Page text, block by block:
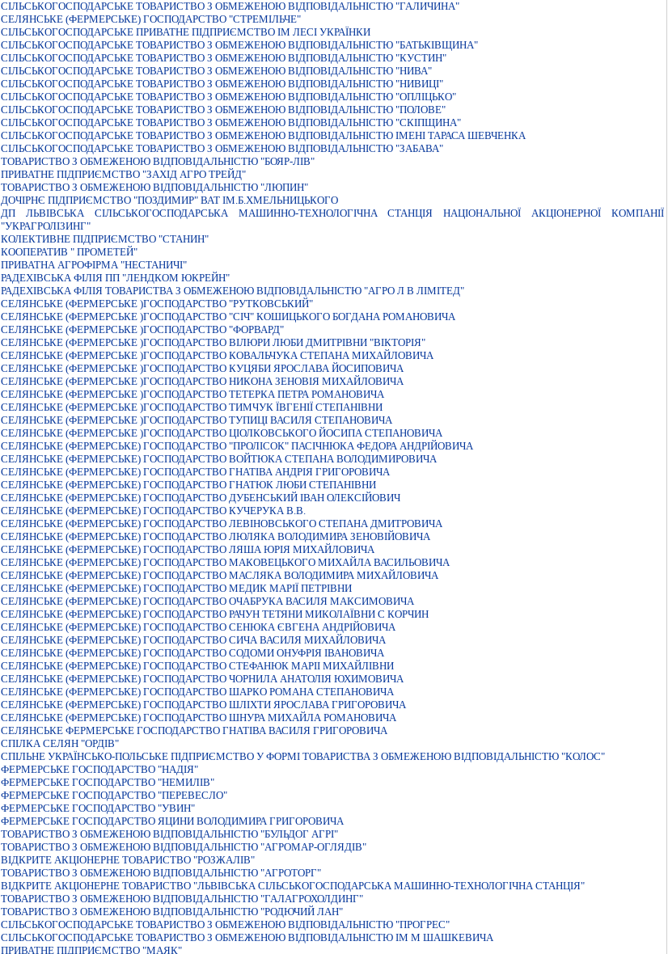
СIЛЬСЬКОГОСПОДАРСЬКЕ ТОВАРИСТВО З ОБМЕЖЕНОЮ ВIДПОВIДАЛЬНIСТЮ "ГАЛИЧИНА"
СЕЛЯНСЬКЕ (ФЕРМЕРСЬКЕ) ГОСПОДАРСТВО "СТРЕМIЛЬЧЕ"
СІЛЬСЬКОГОСПОДАРСЬКЕ ПРИВАТНЕ ПІДПРИЄМСТВО ІМ ЛЕСІ УКРАЇНКИ
СІЛЬСЬКОГОСПОДАРСЬКЕ ТОВАРИСТВО З ОБМЕЖЕНОЮ ВІДПОВІДАЛЬНІСТЮ "БАТЬКІВЩИНА"
СIЛЬСЬКОГОСПОДАРСЬКЕ ТОВАРИСТВО З ОБМЕЖЕНОЮ ВIДПОВIДАЛЬНIСТЮ "КУСТИН"
СIЛЬСЬКОГОСПОДАРСЬКЕ ТОВАРИСТВО З ОБМЕЖЕНОЮ ВIДПОВIДАЛЬНIСТЮ "НИВА"
СIЛЬСЬКОГОСПОДАРСЬКЕ ТОВАРИСТВО З ОБМЕЖЕНОЮ ВIДПОВIДАЛЬНIСТЮ "НИВИЦI"
СIЛЬСЬКОГОСПОДАРСЬКЕ ТОВАРИСТВО З ОБМЕЖЕНОЮ ВIДПОВIДАЛЬНIСТЮ "ОПЛIЦЬКО"
СIЛЬСЬКОГОСПОДАРСЬКЕ ТОВАРИСТВО З ОБМЕЖЕНОЮ ВIДПОВIДАЛЬНIСТЮ "ПОЛОВЕ"
СIЛЬСЬКОГОСПОДАРСЬКЕ ТОВАРИСТВО З ОБМЕЖЕНОЮ ВIДПОВIДАЛЬНIСТЮ "СКIПЩИНА"
СIЛЬСЬКОГОСПОДАРСЬКЕ ТОВАРИСТВО З ОБМЕЖЕНОЮ ВIДПОВIДАЛЬНIСТЮ IМЕНI ТАРАСА ШЕВЧЕНКА
СIЛЬСЬКОГОСПОДАРСЬКЕ ТОВАРИСТВО З ОБМЕЖЕНОЮ ВIДПОВIДАЛЬНIСТЮ "ЗАБАВА"
ТОВАРИСТВО З ОБМЕЖЕНОЮ ВIДПОВIДАЛЬНIСТЮ "БОЯР-ЛIВ"
ПРИВАТНЕ ПIДПРИЄМСТВО "ЗАХIД АГРО ТРЕЙД"
ТОВАРИСТВО З ОБМЕЖЕНОЮ ВIДПОВIДАЛЬНIСТЮ "ЛЮПИН"
ДОЧIРНЄ ПIДПРИЄМСТВО "ПОЗДИМИР" ВАТ IМ.Б.ХМЕЛЬНИЦЬКОГО
ДП ЛЬВІВСЬКА СІЛЬСЬКОГОСПОДАРСЬКА МАШИННО-ТЕХНОЛОГІЧНА СТАНЦІЯ НАЦІОНАЛЬНОЇ АКЦІОНЕРНОЇ КОМПАНІЇ
"УКРАГРОЛІЗИНГ"
КОЛЕКТИВНЕ ПIДПРИЄМСТВО "СТАНИН"
КООПЕРАТИВ " ПРОМЕТЕЙ"
ПРИВАТНА АГРОФІРМА "НЕСТАНИЧІ"
РАДЕХІВСЬКА ФІЛІЯ ПП "ЛЕНДКОМ ЮКРЕЙН"
РАДЕХІВСЬКА ФІЛІЯ ТОВАРИСТВА З ОБМЕЖЕНОЮ ВІДПОВІДАЛЬНІСТЮ "АГРО Л В ЛІМІТЕД"
СЕЛЯНСЬКЕ (ФЕРМЕРСЬКЕ )ГОСПОДАРСТВО "РУТКОВСЬКИЙ"
СЕЛЯНСЬКЕ (ФЕРМЕРСЬКЕ )ГОСПОДАРСТВО "СIЧ" КОШИЦЬКОГО БОГДАНА РОМАНОВИЧА
СЕЛЯНСЬКЕ (ФЕРМЕРСЬКЕ )ГОСПОДАРСТВО "ФОРВАРД"
СЕЛЯНСЬКЕ (ФЕРМЕРСЬКЕ )ГОСПОДАРСТВО ВІЛЮРИ ЛЮБИ ДМИТРІВНИ "ВІКТОРІЯ"
СЕЛЯНСЬКЕ (ФЕРМЕРСЬКЕ )ГОСПОДАРСТВО КОВАЛЬЧУКА СТЕПАНА МИХАЙЛОВИЧА
СЕЛЯНСЬКЕ (ФЕРМЕРСЬКЕ )ГОСПОДАРСТВО КУЦЯБИ ЯРОСЛАВА ЙОСИПОВИЧА
СЕЛЯНСЬКЕ (ФЕРМЕРСЬКЕ )ГОСПОДАРСТВО НИКОНА ЗЕНОВIЯ МИХАЙЛОВИЧА
СЕЛЯНСЬКЕ (ФЕРМЕРСЬКЕ )ГОСПОДАРСТВО ТЕТЕРКА ПЕТРА РОМАНОВИЧА
СЕЛЯНСЬКЕ (ФЕРМЕРСЬКЕ )ГОСПОДАРСТВО ТИМЧУК ЇВГЕНІЇ СТЕПАНІВНИ
СЕЛЯНСЬКЕ (ФЕРМЕРСЬКЕ )ГОСПОДАРСТВО ТУПИЦI ВАСИЛЯ СТЕПАНОВИЧА
СЕЛЯНСЬКЕ (ФЕРМЕРСЬКЕ )ГОСПОДАРСТВО ЦIОЛКОВСЬКОГО ЙОСИПА СТЕПАНОВИЧА
СЕЛЯНСЬКЕ (ФЕРМЕРСЬКЕ) ГОСПОДАРСТВО "ПРОЛIСОК" ПАСIЧНЮКА ФЕДОРА АНДРIЙОВИЧА
СЕЛЯНСЬКЕ (ФЕРМЕРСЬКЕ) ГОСПОДАРСТВО ВОЙТЮКА СТЕПАНА ВОЛОДИМИРОВИЧА
СЕЛЯНСЬКЕ (ФЕРМЕРСЬКЕ) ГОСПОДАРСТВО ГНАТIВА АНДРIЯ ГРИГОРОВИЧА
СЕЛЯНСЬКЕ (ФЕРМЕРСЬКЕ) ГОСПОДАРСТВО ГНАТЮК ЛЮБИ СТЕПАНIВНИ
СЕЛЯНСЬКЕ (ФЕРМЕРСЬКЕ) ГОСПОДАРСТВО ДУБЕНСЬКИЙ IВАН ОЛЕКСIЙОВИЧ
СЕЛЯНСЬКЕ (ФЕРМЕРСЬКЕ) ГОСПОДАРСТВО КУЧЕРУКА В.В.
СЕЛЯНСЬКЕ (ФЕРМЕРСЬКЕ) ГОСПОДАРСТВО ЛЕВІНОВСЬКОГО СТЕПАНА ДМИТРОВИЧА
СЕЛЯНСЬКЕ (ФЕРМЕРСЬКЕ) ГОСПОДАРСТВО ЛЮЛЯКА ВОЛОДИМИРА ЗЕНОВIЙОВИЧА
СЕЛЯНСЬКЕ (ФЕРМЕРСЬКЕ) ГОСПОДАРСТВО ЛЯША ЮРIЯ МИХАЙЛОВИЧА
СЕЛЯНСЬКЕ (ФЕРМЕРСЬКЕ) ГОСПОДАРСТВО МАКОВЕЦЬКОГО МИХАЙЛА ВАСИЛЬОВИЧА
СЕЛЯНСЬКЕ (ФЕРМЕРСЬКЕ) ГОСПОДАРСТВО МАСЛЯКА ВОЛОДИМИРА МИХАЙЛОВИЧА
СЕЛЯНСЬКЕ (ФЕРМЕРСЬКЕ) ГОСПОДАРСТВО МЕДИК МАРIЇ ПЕТРIВНИ
СЕЛЯНСЬКЕ (ФЕРМЕРСЬКЕ) ГОСПОДАРСТВО ОЧАБРУКА ВАСИЛЯ МАКСИМОВИЧА
СЕЛЯНСЬКЕ (ФЕРМЕРСЬКЕ) ГОСПОДАРСТВО РАЧУН ТЕТЯНИ МИКОЛАЇВНИ С КОРЧИН
СЕЛЯНСЬКЕ (ФЕРМЕРСЬКЕ) ГОСПОДАРСТВО СЕНЮКА ЄВГЕНА АНДРIЙОВИЧА
СЕЛЯНСЬКЕ (ФЕРМЕРСЬКЕ) ГОСПОДАРСТВО СИЧА ВАСИЛЯ МИХАЙЛОВИЧА
СЕЛЯНСЬКЕ (ФЕРМЕРСЬКЕ) ГОСПОДАРСТВО СОДОМИ ОНУФРIЯ IВАНОВИЧА
СЕЛЯНСЬКЕ (ФЕРМЕРСЬКЕ) ГОСПОДАРСТВО СТЕФАНЮК МАРII МИХАЙЛIВНИ
СЕЛЯНСЬКЕ (ФЕРМЕРСЬКЕ) ГОСПОДАРСТВО ЧОРНИЛА АНАТОЛIЯ ЮХИМОВИЧА
СЕЛЯНСЬКЕ (ФЕРМЕРСЬКЕ) ГОСПОДАРСТВО ШАРКО РОМАНА СТЕПАНОВИЧА
СЕЛЯНСЬКЕ (ФЕРМЕРСЬКЕ) ГОСПОДАРСТВО ШЛIХТИ ЯРОСЛАВА ГРИГОРОВИЧА
СЕЛЯНСЬКЕ (ФЕРМЕРСЬКЕ) ГОСПОДАРСТВО ШНУРА МИХАЙЛА РОМАНОВИЧА
СЕЛЯНСЬКЕ ФЕРМЕРСЬКЕ ГОСПОДАРСТВО ГНАТIВА ВАСИЛЯ ГРИГОРОВИЧА
СПIЛКА СЕЛЯН "ОРДIВ"
СПIЛЬНЕ УКРАЇНСЬКО-ПОЛЬСЬКЕ ПIДПРИЄМСТВО У ФОРМI ТОВАРИСТВА З ОБМЕЖЕНОЮ ВIДПОВIДАЛЬНIСТЮ "КОЛОС"
ФЕРМЕРСЬКЕ ГОСПОДАРСТВО "НАДIЯ"
ФЕРМЕРСЬКЕ ГОСПОДАРСТВО "НЕМИЛIВ"
ФЕРМЕРСЬКЕ ГОСПОДАРСТВО "ПЕРЕВЕСЛО"
ФЕРМЕРСЬКЕ ГОСПОДАРСТВО "УВИН"
ФЕРМЕРСЬКЕ ГОСПОДАРСТВО ЯЦИНИ ВОЛОДИМИРА ГРИГОРОВИЧА
ТОВАРИСТВО З ОБМЕЖЕНОЮ ВIДПОВIДАЛЬНIСТЮ "БУЛЬДОГ АГРI"
ТОВАРИСТВО З ОБМЕЖЕНОЮ ВІДПОВІДАЛЬНІСТЮ "АГРОМАР-ОГЛЯДІВ"
ВІДКРИТЕ АКЦІОНЕРНЕ ТОВАРИСТВО "РОЗЖАЛІВ"
ТОВАРИСТВО З ОБМЕЖЕНОЮ ВIДПОВIДАЛЬНIСТЮ "АГРОТОРГ"
ВIДКРИТЕ АКЦIОНЕРНЕ ТОВАРИСТВО "ЛЬВIВСЬКА СIЛЬСЬКОГОСПОДАРСЬКА МАШИННО-ТЕХНОЛОГIЧНА СТАНЦIЯ"
ТОВАРИСТВО З ОБМЕЖЕНОЮ ВIДПОВIДАЛЬНIСТЮ "ГАЛАГРОХОЛДИНГ"
ТОВАРИСТВО З ОБМЕЖЕНОЮ ВIДПОВIДАЛЬНIСТЮ "РОДЮЧИЙ ЛАН"
СIЛЬСЬКОГОСПОДАРСЬКЕ ТОВАРИСТВО З ОБМЕЖЕНОЮ ВIДПОВIДАЛЬНIСТЮ "ПРОГРЕС"
СIЛЬСЬКОГОСПОДАРСЬКЕ ТОВАРИСТВО З ОБМЕЖЕНОЮ ВIДПОВIДАЛЬНIСТЮ IМ М ШАШКЕВИЧА
ПРИВАТНЕ ПІДПРИЄМСТВО "МАЯК"